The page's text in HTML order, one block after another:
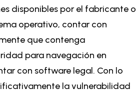
disponibles por el fabricante o
operativo, contar con
que contenga
para navegación en
con software legal. Con lo
la vulnerabilidad